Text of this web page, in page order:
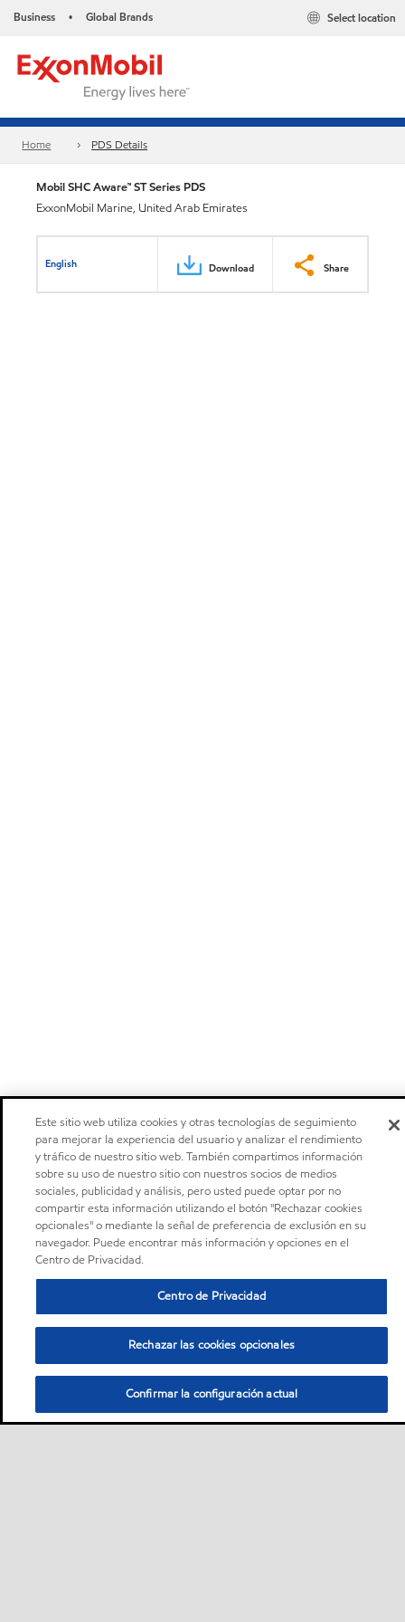
Business • Global Brands Select location
Home PDS Details
Mobil SHC Aware™ ST Series PDS
ExxonMobil Marine, United Arab Emirates
English Download Share
Este sitio web utiliza cookies y otras tecnologías de seguimiento
para mejorar la experiencia del usuario y analizar el rendimiento
y tráfico de nuestro sitio web. También compartimos información
sobre su uso de nuestro sitio con nuestros socios de medios
sociales, publicidad y análisis, pero usted puede optar por no
compartir esta información utilizando el botón "Rechazar cookies
opcionales" o mediante la señal de preferencia de exclusión en su
navegador. Puede encontrar más información y opciones en el
Centro de Privacidad.
Centro de Privacidad
Rechazar las cookies opcionales
Confirmar la configuración actual